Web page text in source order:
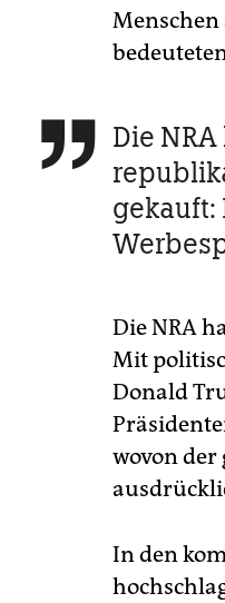
 Die
Die NRA
Mit
Donald
wovon
In den